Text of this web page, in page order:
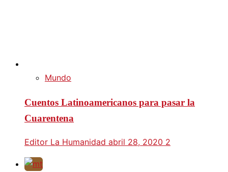
Mundo
Cuentos Latinoamericanos para pasar la
Cuarentena
Editor La Humanidad abril 28, 2020 2